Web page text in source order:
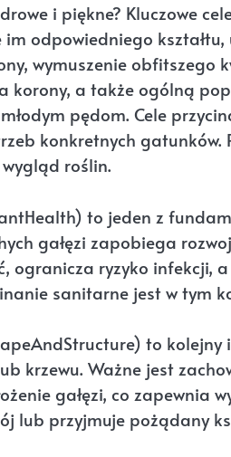
i piękne? Kluczowe
odpowiedniego kształtu,
wymuszenie obfitszego
korony, a także ogólną
pędom. Cele
konkretnych gatunków.
wygląd roślin.
to jeden z
gałęzi zapobiega
ogranicza ryzyko infekcji,
sanitarne jest w tym
to kolejny
krzewu. Ważne jest
gałęzi, co zapewnia
lub przyjmuje pożądany